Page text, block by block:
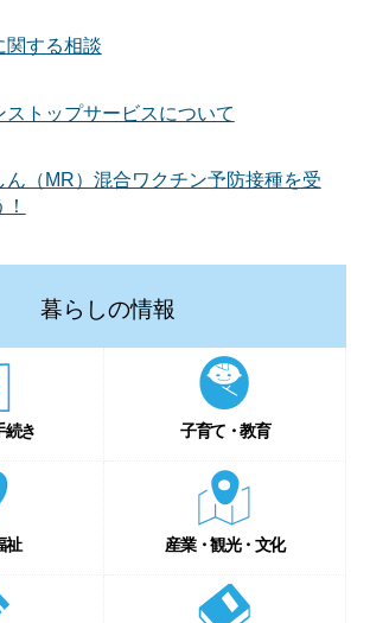
関する相談
ストップサービスについて
ん（MR）混合ワクチン予防接種を受
暮らしの情報
続き 子育て・教育
祉 産業・観光・文化